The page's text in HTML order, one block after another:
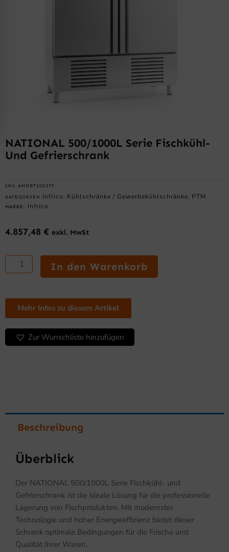
NATIONAL 500/1000L Serie Fischkühl-
Und Gefrierschrank
SKU ANDBT1003TF
KATEGORIEN Infrico , Kühlschränke / Gewerbekühlschränke , PTM
MARKE: Infrico
4.857,48 € exkl. MwSt
NATIONAL
500/1000L
Serie
und
Gefrierschrank
Menge
In den Warenkorb
Mehr Infos zu diesem Artikel
Zur Wunschliste hinzufügen
Beschreibung
Überblick
Der NATIONAL 500/1000L Serie Fischkühl- und
Gefrierschrank ist die ideale Lösung für die professionelle
Lagerung von Fischprodukten. Mit modernster
Technologie und hoher Energieeffizienz bietet dieser
Schrank optimale Bedingungen für die Frische und
Qualität Ihrer Waren.